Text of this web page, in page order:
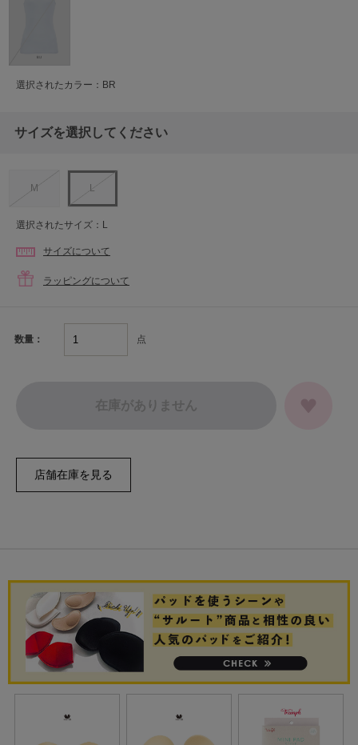
選択されたカラー：BR
サイズを選択してください
M L
選択されたサイズ：L
サイズについて
ラッピングについて
数量： 点
在庫がありません